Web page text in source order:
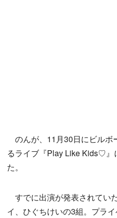
のんが、11月30日にビルボ
るライブ『Play Like Kids♡』
た。
すでに出演が発表されてい
イ、ひぐちけいの3組。プラ